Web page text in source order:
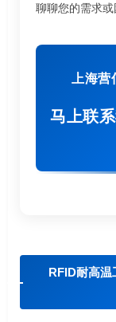
聊聊您的需求或
上海
马上联
RFID耐高温